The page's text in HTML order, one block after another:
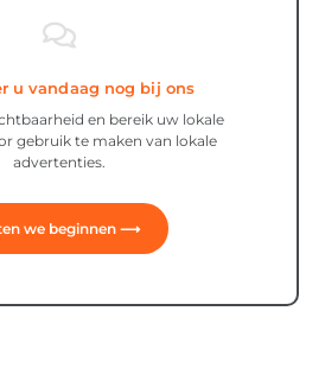
u vandaag nog bij ons
en bereik uw lokale
gebruik te maken van lokale
advertenties.
we beginnen ⟶